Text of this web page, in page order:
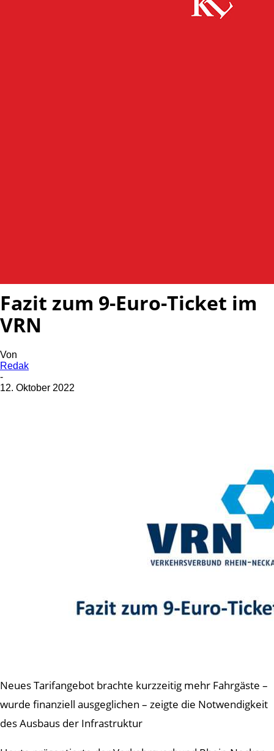
Fazit zum 9-Euro-Ticket im
VRN
Von
Redak
-
12. Oktober 2022
Neues Tarifangebot brachte kurzzeitig mehr Fahrgäste –
wurde finanziell ausgeglichen – zeigte die Notwendigkeit
des Ausbaus der Infrastruktur